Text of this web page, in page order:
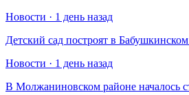
Новости · 1 день назад
Детский сад построят в
Новости · 1 день назад
В Молжаниновском районе началось